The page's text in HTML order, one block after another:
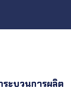
ระบวนการผลิต